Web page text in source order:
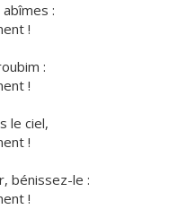
:
!
:
!
le ciel,
!
r, bénissez-le :
!